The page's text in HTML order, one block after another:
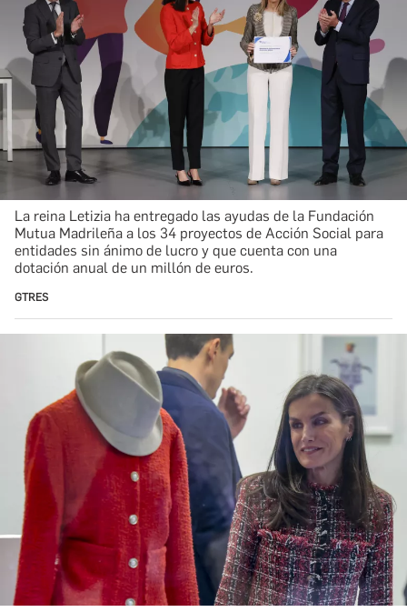
La reina Letizia ha entregado las ayudas de la Fundación
Mutua Madrileña a los 34 proyectos de Acción Social para
entidades sin ánimo de lucro y que cuenta con una
dotación anual de un millón de euros.
GTRES